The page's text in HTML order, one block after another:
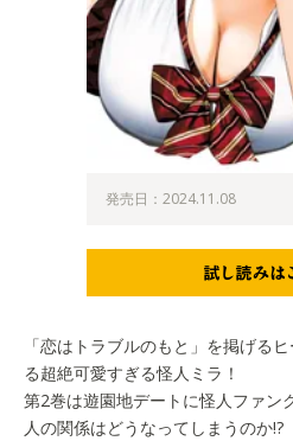
発売日：2024.11.08
「恋はトラブルのもと」を掲げる
る超絶可愛すぎる怪人ミラ！
第2巻は遊園地デートに怪人ファン
人の関係はどうなってしまうのか!?